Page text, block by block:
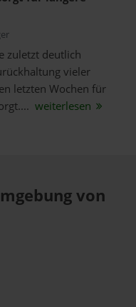
zuletzt deutlich
vieler
letzten Wochen für
weiterlesen
von